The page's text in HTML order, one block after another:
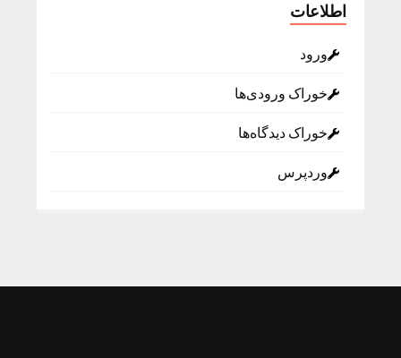
اطلاعات
ورود
خوراک ورودی‌ها
خوراک دیدگاه‌ها
وردپرس